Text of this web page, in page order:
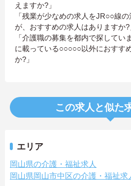
えますか?」
「残業が少なめの求人をJR○○線
が、おすすめの求人はありますか?
「介護職の募集を都内で探してい
に載っている○○○○○以外におすす
か?」
この求人と似た
エリア
岡山県の介護・福祉求人
岡山県岡山市中区の介護・福祉求